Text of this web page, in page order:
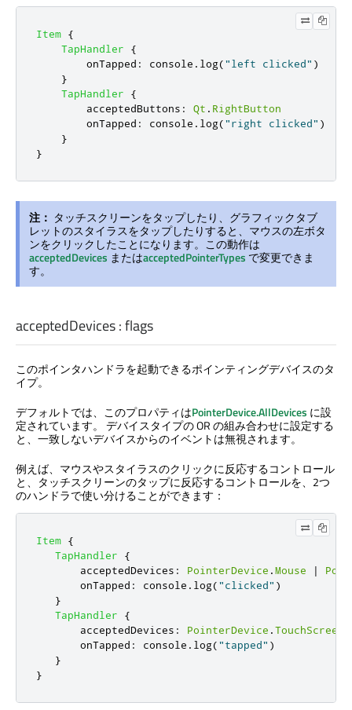
Item {
TapHandler
{
onTapped : console . log("left clicked" )
}
TapHandler
{
acceptedButtons : Qt . RightButton
onTapped : console . log("right clicked" )
}
}
注： タッチスクリーンをタップしたり、グラフィックタブ
レットのスタイラスをタップしたりすると、マウスの左ボタ
ンをクリックしたことになります。この動作は
acceptedDevices またはacceptedPointerTypes で変更できま
す。
acceptedDevices:flags
このポインタハンドラを起動できるポインティングデバイスのタ
イプ。
デフォルトでは、このプロパティはPointerDevice.AllDevices に設
定されています。 デバイスタイプの OR の組み合わせに設定する
と、一致しないデバイスからのイベントは無視されます。
例えば、マウスやスタイラスのクリックに反応するコントロール
と、タッチスクリーンのタップに反応するコントロールを、2つ
のハンドラで使い分けることができます：
Item {
TapHandler
{
acceptedDevices : PointerDevice .Mouse |
onTapped : console . log("clicked" )
}
TapHandler
{
acceptedDevices : PointerDevice .TouchScreen
onTapped : console . log("tapped" )
}
}